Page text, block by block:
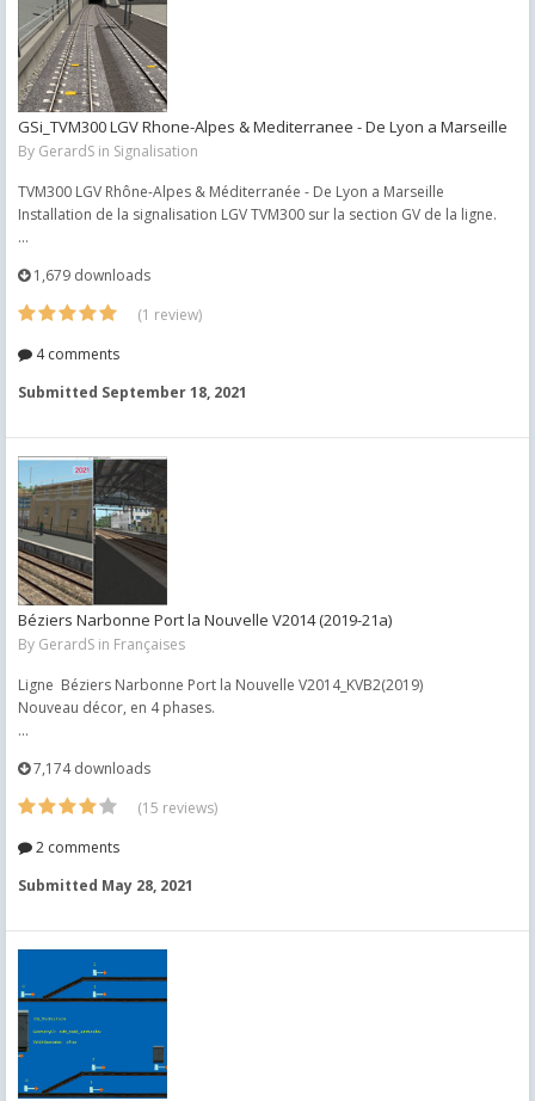
GSi_TVM300 LGV Rhone-Alpes & Mediterranee - De Lyon a Marseille
By GerardS in Signalisation
TVM300 LGV Rhône-Alpes & Méditerranée - De Lyon a Marseille
Installation de la signalisation LGV TVM300 sur la section GV de la ligne.
...
1,679 downloads
(1 review)
4 comments
Submitted September 18, 2021
Béziers Narbonne Port la Nouvelle V2014 (2019-21a)
By GerardS in Françaises
Ligne Béziers Narbonne Port la Nouvelle V2014_KVB2(2019)
Nouveau décor, en 4 phases.
...
7,174 downloads
(15 reviews)
2 comments
Submitted May 28, 2021